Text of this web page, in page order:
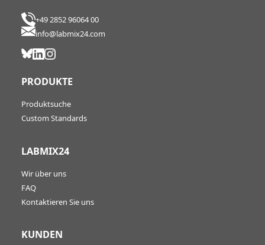
+49 2852 96064 00
info@labmix24.com
PRODUKTE
Produktsuche
Custom Standards
LABMIX24
Wir über uns
FAQ
Kontaktieren Sie uns
KUNDEN